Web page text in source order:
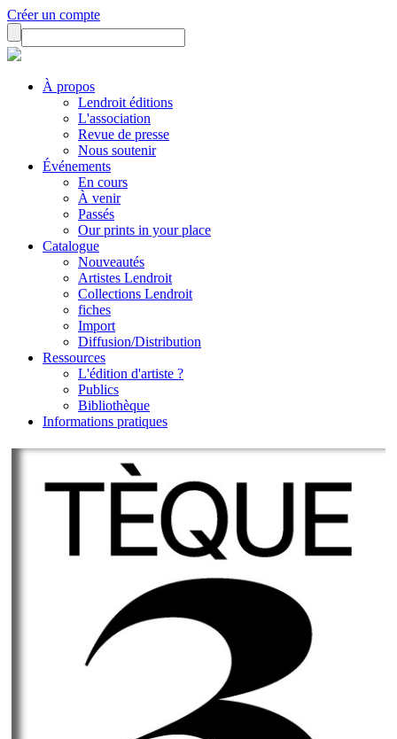
Créer un compte
À propos
Lendroit éditions
L'association
Revue de presse
Nous soutenir
Événements
En cours
À venir
Passés
Our prints in your place
Catalogue
Nouveautés
Artistes Lendroit
Collections Lendroit
fiches
Import
Diffusion/Distribution
Ressources
L'édition d'artiste ?
Publics
Bibliothèque
Informations pratiques